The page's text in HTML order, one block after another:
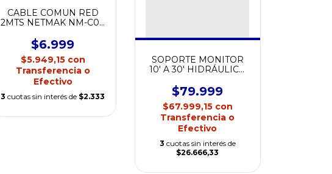
CABLE COMUN RED
2MTS NETMAK NM-C04
$6.999
$5.949,15 con
Transferencia o
Efectivo
3 cuotas sin interés de $2.333
SOPORTE MONITOR
10' A 30' HIDRÁULICO
$79.999
$67.999,15 con
Transferencia o
Efectivo
3 cuotas sin interés de
$26.666,33